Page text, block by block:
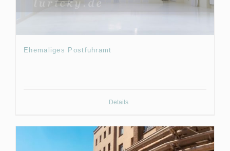
Ehemaliges Postfuhramt
Details